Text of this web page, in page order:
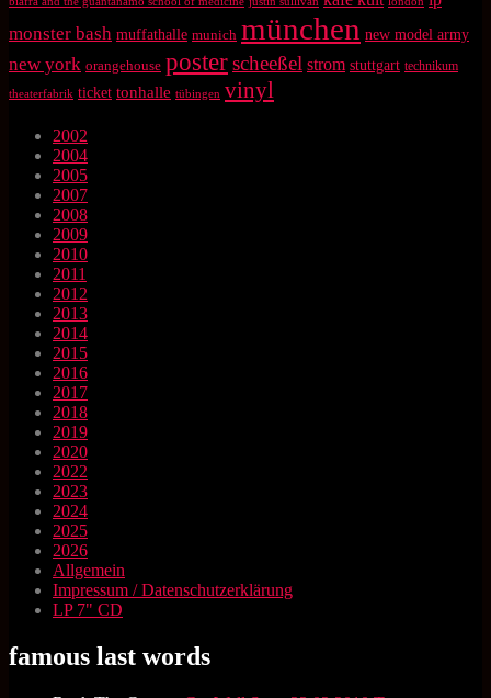
monster bash muffathalle munich münchen new model army
new york orangehouse posterscheeßel strom stuttgart technikum
theaterfabrik ticket tonhalle tübingen vinyl
2002
2004
2005
2007
2008
2009
2010
2011
2012
2013
2014
2015
2016
2017
2018
2019
2020
2022
2023
2024
2025
2026
Allgemein
Impressum / Datenschutzerklärung
LP 7" CD
famous last words